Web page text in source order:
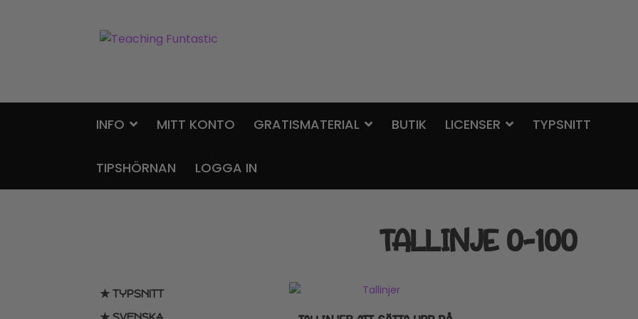
Hoppa
Gå
INFO MITT KONTO GRATISMATERIAL BUTIK LICENSER TYPSNITT
TIPSHÖRNAN LOGGA IN
TALLINJE 0-100
★ TYPSNITT